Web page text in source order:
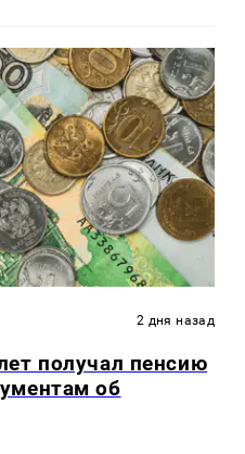
2 дня назад
получал пенсию
об